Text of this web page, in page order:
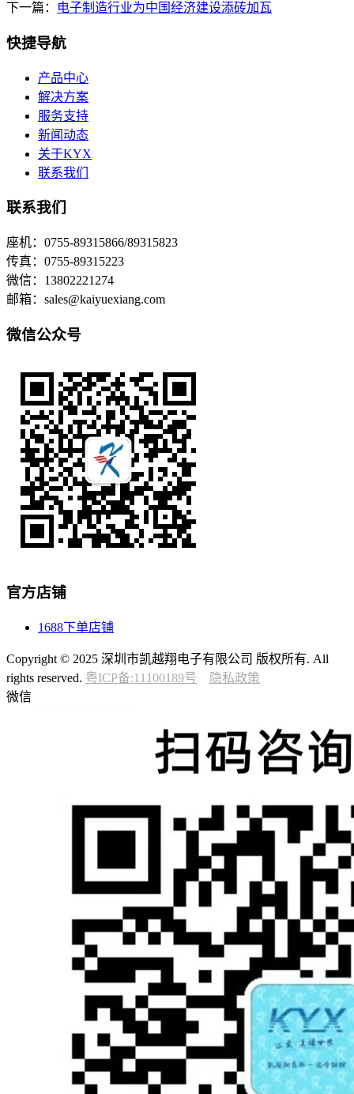
下一篇： 电子制造行业为中国经济建设添砖加瓦
快捷导航
产品中心
解决方案
服务支持
新闻动态
关于KYX
联系我们
联系我们
座机：0755-89315866/89315823
传真：0755-89315223
微信：13802221274
邮箱：sales@kaiyuexiang.com
微信公众号
官方店铺
1688下单店铺
Copyright © 2025 深圳市凯越翔电子有限公司 版权所有. All
rights reserved. 粤ICP备:11100189号
隐私政策
微信